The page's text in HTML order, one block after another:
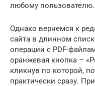
любому пользователю.
Однако вернемся к
сайта в длинном
операции с PDF-
оранжевая кнопка –
кликнув по которой,
практически сразу.